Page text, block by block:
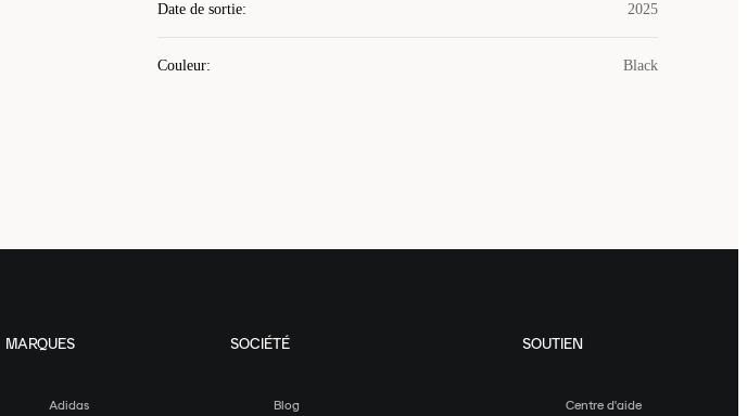
Date de sortie: 2025
Couleur: Black
MARQUES
Adidas
SOCIÉTÉ
Blog
SOUTIEN
Centre d'aide